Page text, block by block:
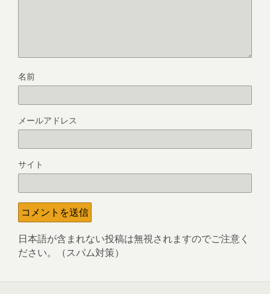
名前
メールアドレス
サイト
日本語が含まれない投稿は無視されますのでご注意く
ださい。（スパム対策）